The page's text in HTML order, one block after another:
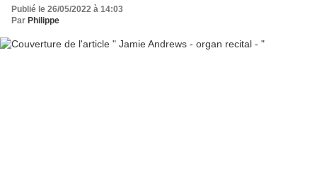
Publié le 26/05/2022 à 14:03
Par Philippe